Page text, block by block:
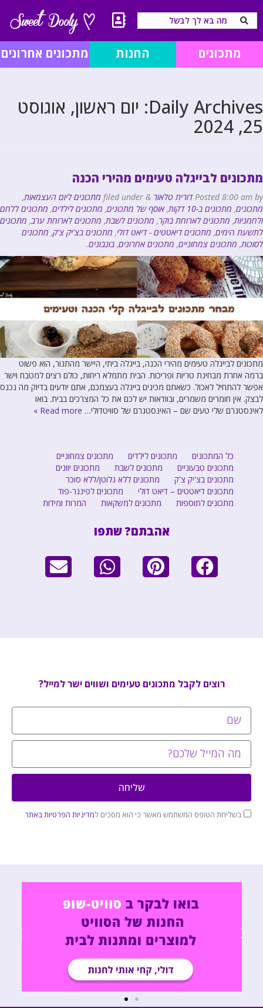
מתכונים החנות מתכונים אחרונים
Daily Archives: יום ראשון, אוגוסט
25, 2024
מתכונים לבייגלה טעימים מהירי הכנה
Posted8:00 am by דורית טלאור & מתכונים ליום העצמאות,
מתכונים, מתכונים ב-10 דקות , אוסף של מתכונים, מתכונים לילדים, מתכונים ללחם
ולחמניות, מתכונים לארוחת בוקר, מתכונים לשבת, מתכונים לארוחת ערב, מתכונים
לתשעת הימים, מתכונים דיאטטים - דיאט דולי, מתכונים בצ'יק צ'ק, מתכונים
לסוכות, מתכונים צמחוניים, מתכונים אחרונים, בונבונים.
מתכונים לבייגלה טעימים מהירי הכנה, בייגלה ביתי, היישר מהתנור, הוא פשוט
ברמה אחרת מבחינת טריות ופריכות. הבית מתמלא ריחות, כולם רצים למטבח וישר
אפשר להתחיל לאכול. כשאתם מכינים בייגלה בעצמכם, אתם יודעים בדיוק מה נכנס
לבצק. אין חומרים משמרים, ובוודאות יש לכם את כל המצרכים בבית. בואו
לאינסטגרם שלי טעים שם – האינסטגרם של סוויטדולי… Read more »
כל המתכונים מתכונים לילדים
מתכונים צמחוניים
מתכונים טבעוניים
מתכונים לשבת
מתכונים יוונים
מתכונים בצ'יק צ'ק
מתכונים ללא גלוטן/ללא סוכר
מתכונים דיאטטים – דיאט דולי
מתכונים לפינגר-פוד
מתכונים לתוספות
מתכונים למשקאות המרות ומידות
אהבתם? שתפו
רוצים לקבל מתכונים טעימים ושווים ישר למייל?
בשליחת הטופס המשתמש מאשר כי הוא מסכים למדיניות הפרטיות באתר
שליחה